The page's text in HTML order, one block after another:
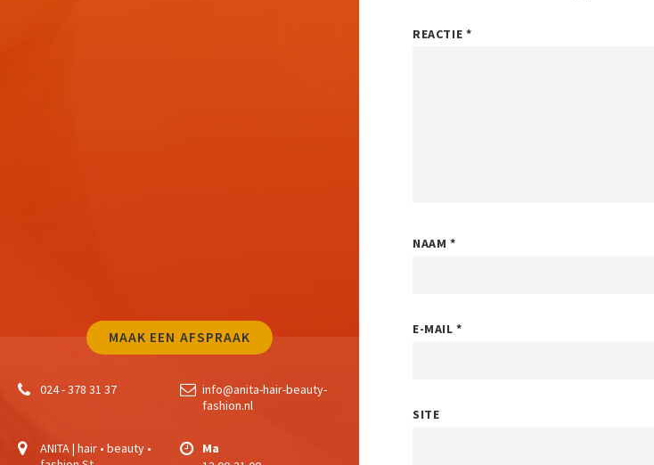
MAAK EEN AFSPRAAK
024 - 378 31 37
info@anita-hair-beauty-
fashion.nl
ANITA | hair • beauty •
Ma
REACTIE *
NAAM *
E-MAIL*
SITE